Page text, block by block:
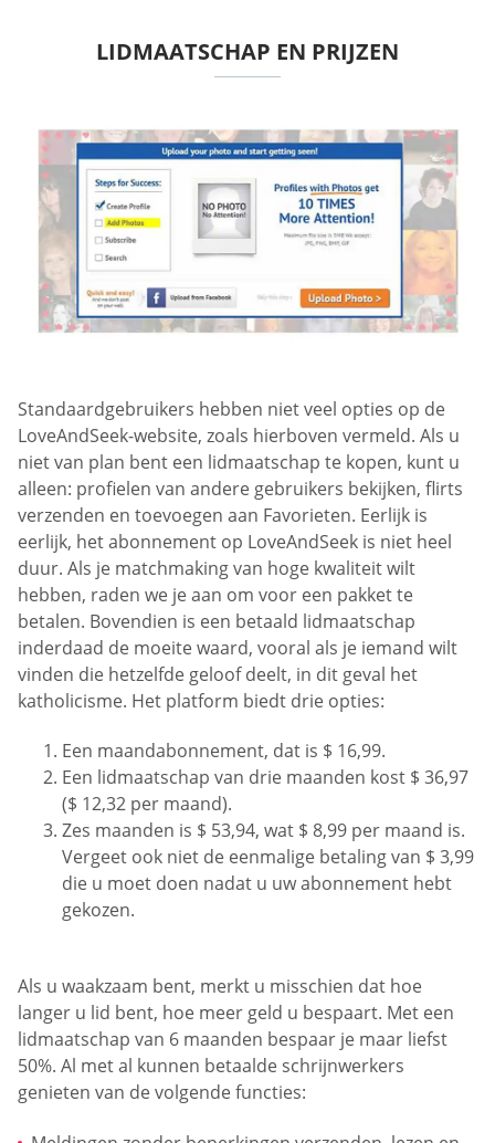
LIDMAATSCHAP EN PRIJZEN
Standaardgebruikers hebben niet veel opties op de
LoveAndSeek-website, zoals hierboven vermeld. Als u
niet van plan bent een lidmaatschap te kopen, kunt u
alleen: profielen van andere gebruikers bekijken, flirts
verzenden en toevoegen aan Favorieten. Eerlijk is
eerlijk, het abonnement op LoveAndSeek is niet heel
duur. Als je matchmaking van hoge kwaliteit wilt
hebben, raden we je aan om voor een pakket te
betalen. Bovendien is een betaald lidmaatschap
inderdaad de moeite waard, vooral als je iemand wilt
vinden die hetzelfde geloof deelt, in dit geval het
katholicisme. Het platform biedt drie opties:
Een maandabonnement, dat is $ 16,99.
Een lidmaatschap van drie maanden kost $ 36,97
($ 12,32 per maand).
Zes maanden is $ 53,94, wat $ 8,99 per maand is.
Vergeet ook niet de eenmalige betaling van $ 3,99
die u moet doen nadat u uw abonnement hebt
gekozen.
Als u waakzaam bent, merkt u misschien dat hoe
langer u lid bent, hoe meer geld u bespaart. Met een
lidmaatschap van 6 maanden bespaar je maar liefst
50%. Al met al kunnen betaalde schrijnwerkers
genieten van de volgende functies: